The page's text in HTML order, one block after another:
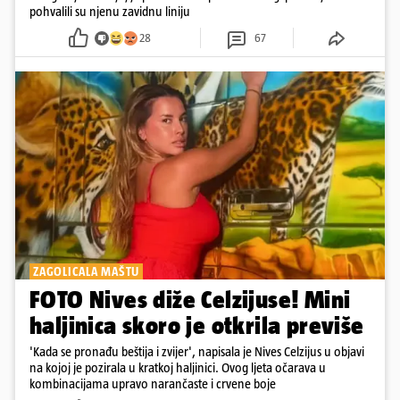
pohvalili su njenu zavidnu liniju
28 67
ZAGOLICALA MAŠTU
FOTO Nives diže Celzijuse! Mini
haljinica skoro je otkrila previše
'Kada se pronađu beštija i zvijer', napisala je Nives Celzijus u objavi
na kojoj je pozirala u kratkoj haljinici. Ovog ljeta očarava u
kombinacijama upravo narančaste i crvene boje